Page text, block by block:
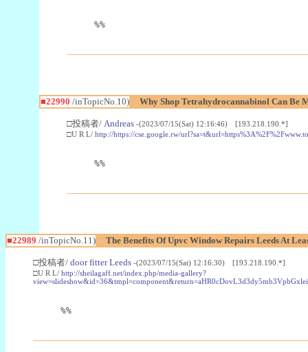
%%
■22990 /inTopicNo.10) Why Shop Tetrahydrocannabinol Can Be
□投稿者/ Andreas -(2023/07/15(Sat) 12:16:46) [193.218.190.*]
□U R L/ http://https://cse.google.rw/
%%
■22989 /inTopicNo.11) The Benefits Of Upvc Window Repairs Leeds At
□投稿者/ door fitter Leeds -(2023/07/15(Sat) 12:16:30) [193.218.190.*]
□U R L/ http://sheilagaff.net/index.php/media-gallery?
%%